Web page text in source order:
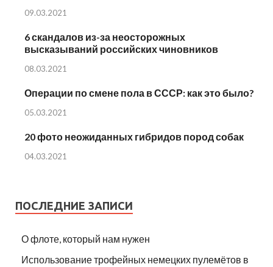
09.03.2021
6 скандалов из-за неосторожных
высказываний российских чиновников
08.03.2021
Операции по смене пола в СССР: как это было?
05.03.2021
20 фото неожиданных гибридов пород собак
04.03.2021
ПОСЛЕДНИЕ ЗАПИСИ
О флоте, который нам нужен
Использование трофейных немецких пулемётов в